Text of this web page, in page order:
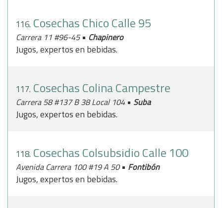
116. Cosechas Chico Calle 95
Carrera 11 #96-45• Chapinero
Jugos, expertos en bebidas.
117. Cosechas Colina Campestre
Carrera 58 #137 B 38 Local 104 • Suba
Jugos, expertos en bebidas.
118. Cosechas Colsubsidio Calle 100
Avenida Carrera 100 #19 A 50 • Fontibón
Jugos, expertos en bebidas.